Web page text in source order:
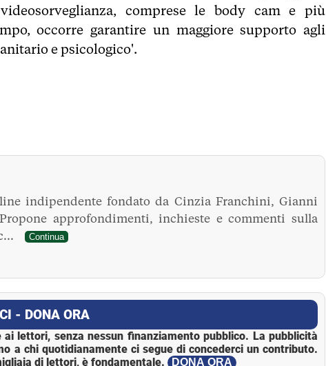
comprese le body cam e più
occorre garantire un maggiore supporto agli
e psicologico'.
indipendente fondato da Cinzia Franchini, Gianni
approfondimenti, inchieste e commenti sulla
Continua
- DONA ORA
lettori, senza nessun finanziamento pubblico. La pubblicità
a chi quotidianamente ci segue di concederci un contributo.
di lettori, è fondamentale.
DONA ORA